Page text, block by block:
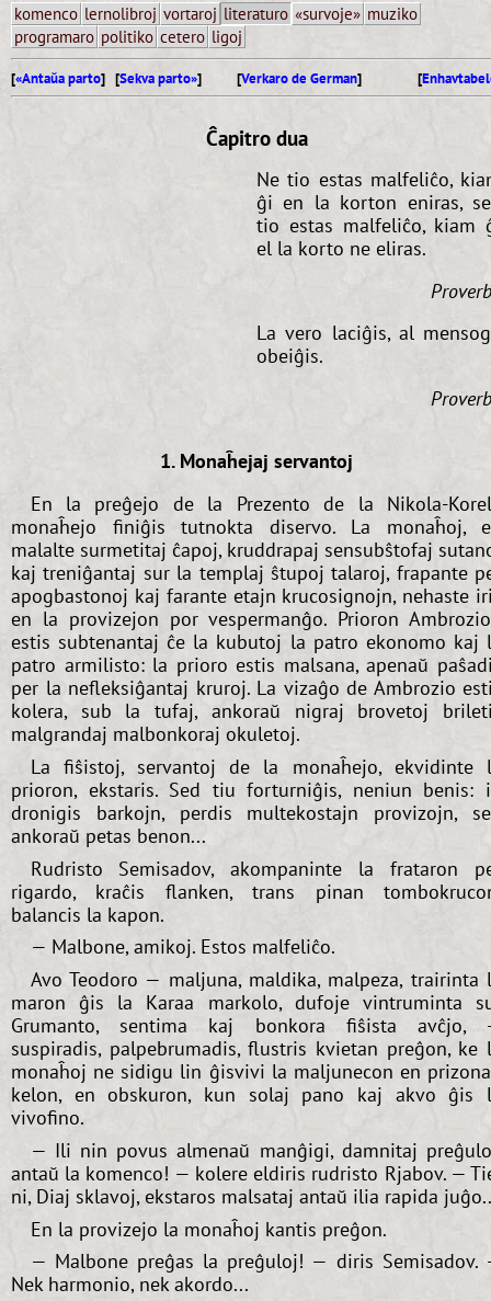
komenco lernolibroj vortaroj literaturo «survoje» muziko
programaro politiko cetero ligoj
[«Antaŭa parto] [Sekva parto»] [Verkaro de German] [
Ĉapitro dua
Ne tio estas malfeliĉo,
ĝi en la korton eniras,
tio estas malfeliĉo, kiam
el la korto ne eliras.
La vero laciĝis, al
obeiĝis.
1. Monaĥejaj servantoj
En la preĝejo de la Prezento de la Nikola-
monaĥejo finiĝis tutnokta diservo. La monaĥoj,
malalte surmetitaj ĉapoj, kruddrapaj sensubŝtofaj
kaj treniĝantaj sur la templaj ŝtupoj talaroj, frapante
apogbastonoj kaj farante etajn krucosignojn, nehaste
en la provizejon por vespermanĝo. Prioron
estis subtenantaj ĉe la kubutoj la patro ekonomo kaj
patro armilisto: la prioro estis malsana, apenaŭ
per la nefleksiĝantaj kruroj. La vizaĝo de Ambrozio
kolera, sub la tufaj, ankoraŭ nigraj brovetoj
malgrandaj malbonkoraj okuletoj.
La fiŝistoj, servantoj de la monaĥejo, ekvidinte
prioron, ekstaris. Sed tiu forturniĝis, neniun benis:
dronigis barkojn, perdis multekostajn provizojn,
ankoraŭ petas benon...
Rudristo Semisadov, akompaninte la frataron
rigardo, kraĉis flanken, trans pinan
balancis la kapon.
— Malbone, amikoj. Estos malfeliĉo.
Avo Teodoro — maljuna, maldika, malpeza, trairinta
maron ĝis la Karaa markolo, dufoje vintruminta
Grumanto, sentima kaj bonkora fiŝista avĉjo,
suspiradis, palpebrumadis, flustris kvietan preĝon, ke
monaĥoj ne sidigu lin ĝisvivi la maljunecon en
kelon, en obskuron, kun solaj pano kaj akvo ĝis
vivofino.
— Ili nin povus almenaŭ manĝigi, damnitaj
antaŭ la komenco! — kolere eldiris rudristo Rjabov. —
ni, Diaj sklavoj, ekstaros malsataj antaŭ ilia rapida
En la provizejo la monaĥoj kantis preĝon.
— Malbone preĝas la preĝuloj! — diris Semisadov.
Nek harmonio, nek akordo...